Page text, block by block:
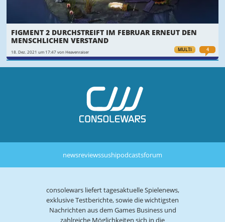
MULTI 4
FIGMENT 2 DURCHSTREIFT IM FEBRUAR ERNEUT DEN
MENSCHLICHEN VERSTAND
18. Dez. 2021 um 17:47 von Heavenraiser
newsreviewssushipodcastsforum
consolewars liefert tagesaktuelle Spielenews,
exklusive Testberichte, sowie die wichtigsten
Nachrichten aus dem Games Business und
zahlreiche Möglichkeiten sich in die